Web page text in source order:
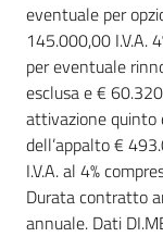
eventuale per
145.000,00 I.V.A.
per eventuale
esclusa e €
attivazione quinto
dell’appalto €
I.V.A. al 4%
Durata contratto
annuale. Dati